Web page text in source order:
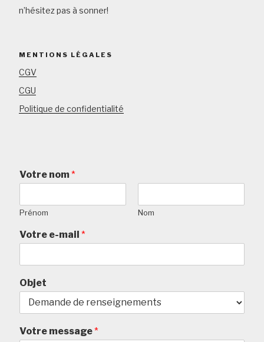
n’hésitez pas à sonner!
MENTIONS LÉGALES
CGV
CGU
Politique de confidentialité
Votre nom*
Prénom Nom
Votre e-mail *
Objet
Votre message*